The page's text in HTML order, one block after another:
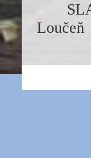
Loučeň